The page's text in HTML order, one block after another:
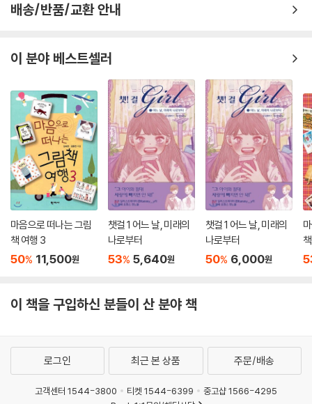
배송/반품/교환 안내
이 분야 베스트셀러
마음으로 떠나는 그림
책 여행 3
50% 11,500원
챗걸 1 어느 날, 미래의
나로부터
53% 5,640원
챗걸 1 어느 날, 미래의
나로부터
50% 6,000원
이 책을 구입하신 분들이 산 분야 책
로그인 최근 본 상품 주문/배송
고객센터 1544-3800 티켓 1544-6399
중고샵 1566-4295